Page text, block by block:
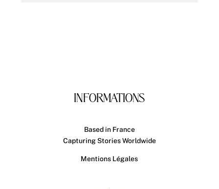
INFORMATIONS
Based in France
Capturing Stories Worldwide
Mentions Légales